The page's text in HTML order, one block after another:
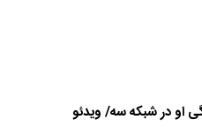
او در شبکه سه/ ویدئو